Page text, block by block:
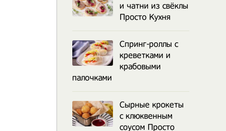
и чатни из свёклы
Просто Кухня
Спринг-роллы с
креветками и
крабовыми
палочками
Сырные крокеты
с клюквенным
соусом Просто